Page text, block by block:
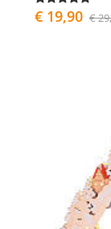
€ 19,90 €